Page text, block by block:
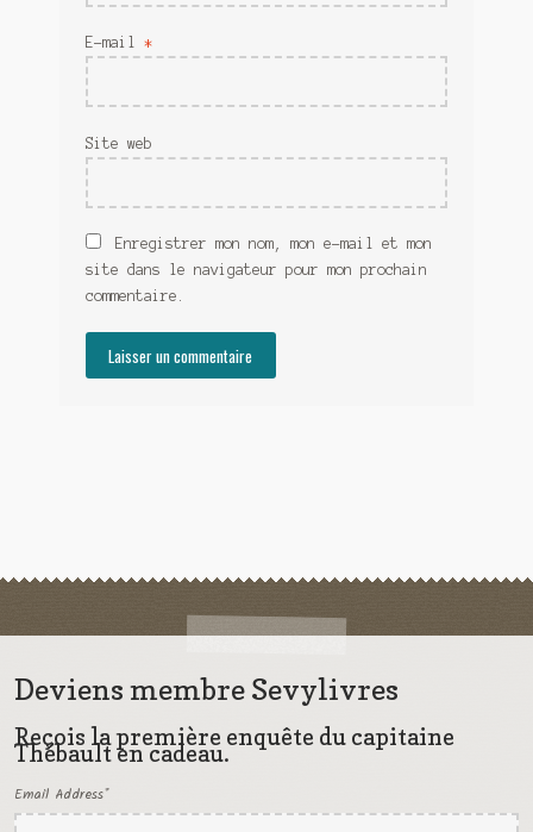
E-mail *
Site web
Enregistrer mon nom, mon e-mail et mon
site dans le navigateur pour mon prochain
commentaire.
Deviens membre Sevylivres
Reçois la première enquête du capitaine
Thébault en cadeau.
Email Address*